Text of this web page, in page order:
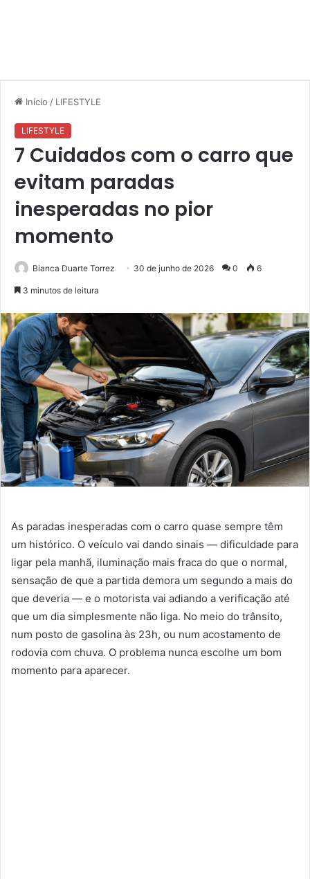
Início / LIFESTYLE
LIFESTYLE
7 Cuidados com o carro que
evitam paradas
inesperadas no pior
momento
Bianca Duarte Torrez 30 de junho de 2026 0 6
3 minutos de leitura
As paradas inesperadas com o carro quase sempre têm
um histórico. O veículo vai dando sinais — dificuldade para
ligar pela manhã, iluminação mais fraca do que o normal,
sensação de que a partida demora um segundo a mais do
que deveria — e o motorista vai adiando a verificação até
que um dia simplesmente não liga. No meio do trânsito,
num posto de gasolina às 23h, ou num acostamento de
rodovia com chuva. O problema nunca escolhe um bom
momento para aparecer.